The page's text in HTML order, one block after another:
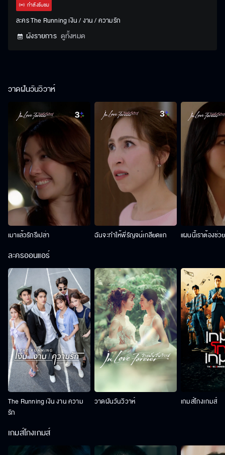
กำลังรับชม
ละคร The Running เงิน / งาน / ความรัก
ผังรายการ ดูทั้งหมด
วาดฝันวันวิวาห์
เมาแล้วรักรึเปล่า ฉันจะทำให้พี่รัญจน์เกลียดแก แผนนี้เราต้องช่ว
ละครออนแอร์
The Running เงิน งาน ความ
รัก
วาดฝันวันวิวาห์ เกมส์โกงเกมส์
เกมส์โกงเกมส์